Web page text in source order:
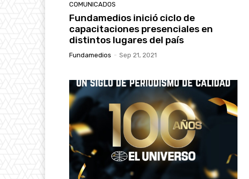
COMUNICADOS
Fundamedios inició ciclo de
capacitaciones presenciales en
distintos lugares del país
Fundamedios - Sep 21, 2021